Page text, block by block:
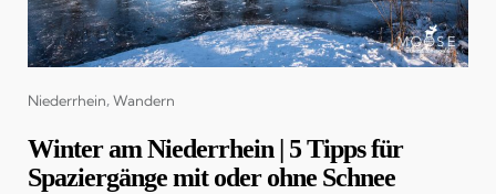
Categories
Niederrhein Wandern
Winter am Niederrhein | 5 Tipps für
Spaziergänge mit oder ohne Schnee